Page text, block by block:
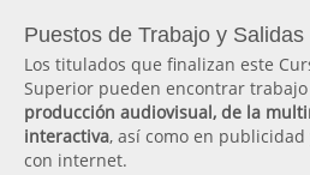
Puestos de Trabajo y
Los titulados que finalizan este
Superior pueden encontrar trabajo
producción audiovisual, de la
interactiva, así como en
con internet.